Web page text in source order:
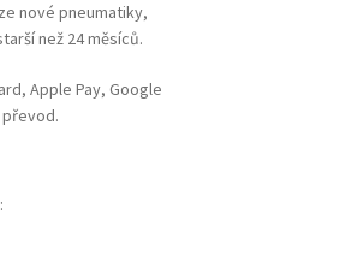
nové pneumatiky,
než 24 měsíců.
Apple Pay, Google
převod.